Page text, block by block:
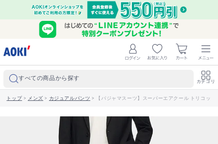
すべての商品から探す カテゴリ
トップ> メンズ > カジュアルパンツ > 【パジャマスーツ】スーパーエアクール トリコッ